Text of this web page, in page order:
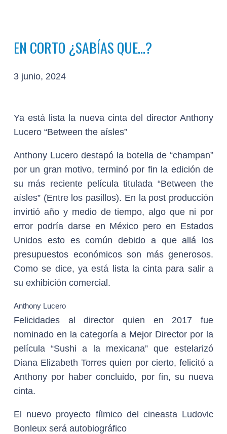
EN CORTO ¿SABÍAS QUE…?
3 junio, 2024
Ya está lista la nueva cinta del director Anthony
Lucero “Between the aísles”
Anthony Lucero destapó la botella de “champan”
por un gran motivo, terminó por fin la edición de
su más reciente película titulada “Between the
aísles” (Entre los pasillos). En la post producción
invirtió año y medio de tiempo, algo que ni por
error podría darse en México pero en Estados
Unidos esto es común debido a que allá los
presupuestos económicos son más generosos.
Como se dice, ya está lista la cinta para salir a
su exhibición comercial.
Anthony Lucero
Felicidades al director quien en 2017 fue
nominado en la categoría a Mejor Director por la
película “Sushi a la mexicana” que estelarizó
Diana Elizabeth Torres quien por cierto, felicitó a
Anthony por haber concluido, por fin, su nueva
cinta.
El nuevo proyecto fílmico del cineasta Ludovic
Bonleux será autobiográfico